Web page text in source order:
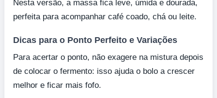
Nesta versão, a massa fica leve, úmida e dourada,
perfeita para acompanhar café coado, chá ou leite.
Dicas para o Ponto Perfeito e Variações
Para acertar o ponto, não exagere na mistura depois
de colocar o fermento: isso ajuda o bolo a crescer
melhor e ficar mais fofo.